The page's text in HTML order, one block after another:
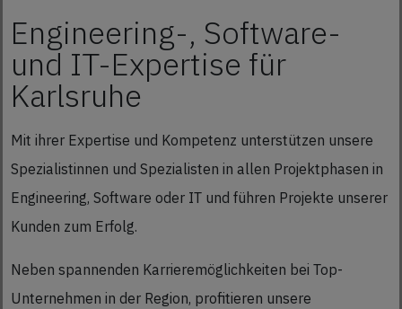
Engineering-, Software-
und IT-Expertise für
Karlsruhe
Mit ihrer Expertise und Kompetenz unterstützen unsere
Spezialistinnen und Spezialisten in allen Projektphasen in
Engineering, Software oder IT und führen Projekte unserer
Kunden zum Erfolg.
Neben spannenden Karrieremöglichkeiten bei Top-
Unternehmen in der Region, profitieren unsere